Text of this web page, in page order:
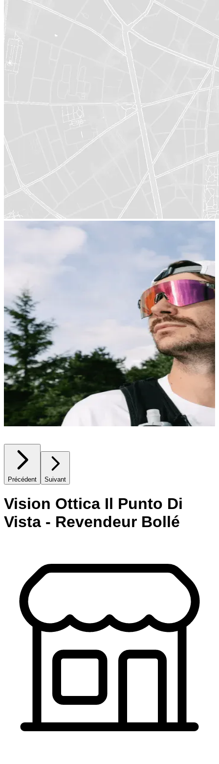
Précédent Suivant
Vision Ottica Il Punto Di
Vista - Revendeur Bollé